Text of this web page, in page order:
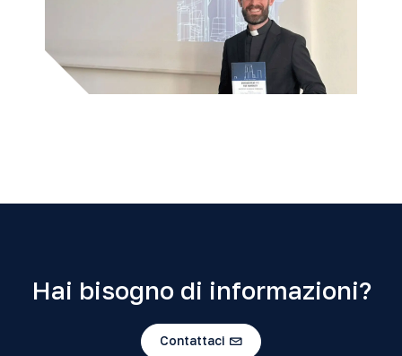
Hai bisogno di informazioni?
Contattaci